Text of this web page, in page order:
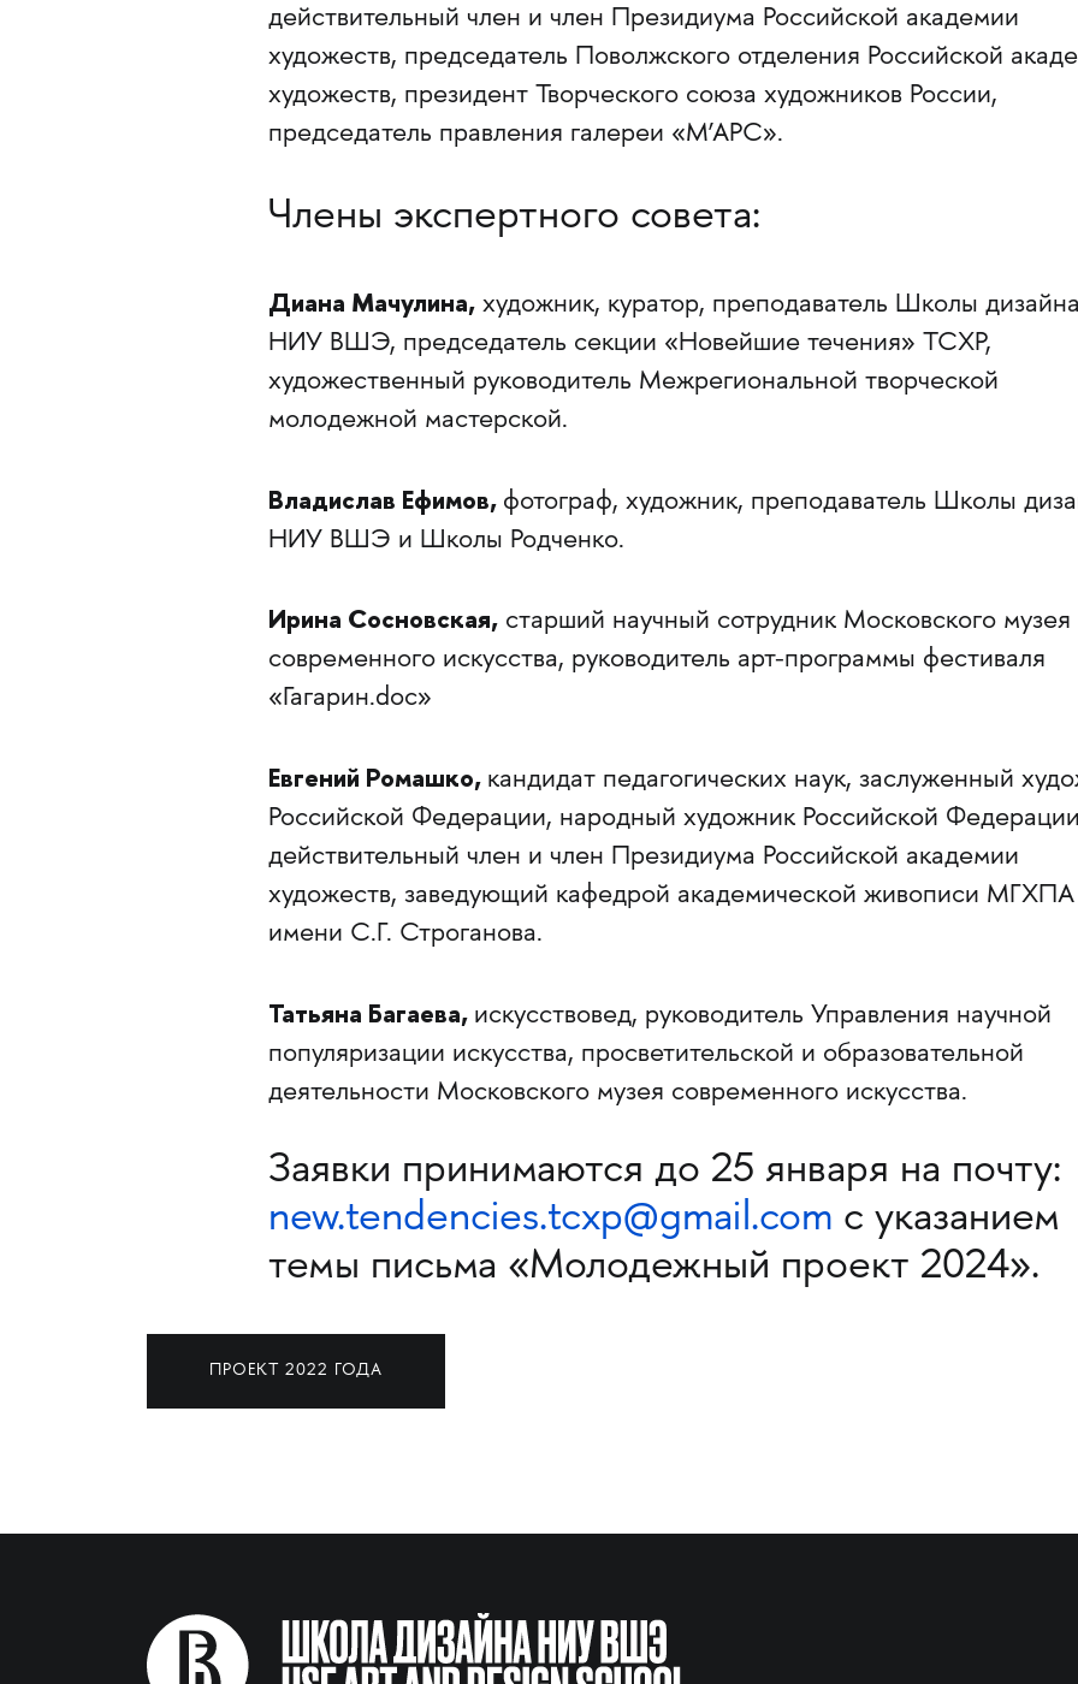
действительный член и член Президиума Российской академии
художеств, председатель Поволжского отделения Российской
художеств, президент Творческого союза художников России,
председатель правления галереи «М’АРС».
Члены экспертного совета:
Диана Мачулина,художник, куратор, преподаватель Школы дизайна
НИУ ВШЭ, председатель секции «Новейшие течения» ТСХР,
художественный руководитель Межрегиональной творческой
молодежной мастерской.
Владислав Ефимов, фотограф, художник, преподаватель Школы
НИУ ВШЭ и Школы Родченко.
Ирина Сосновская,старший научный сотрудник Московского музея
современного искусства, руководитель арт-программы фестиваля
«Гагарин.doc»
Евгений Ромашко, кандидат педагогических наук, заслуженный
Российской Федерации, народный художник Российской
действительный член и член Президиума Российской академии
художеств, заведующий кафедрой академической живописи МГХПА
имени С.Г. Строганова.
Татьяна Багаева, искусствовед, руководитель Управления научной
популяризации искусства, просветительской и образовательной
деятельности Московского музея современного искусства.
Заявки принимаются до 25 января на почту:
new.tendencies.tcxp@gmail.com с указанием
темы письма «Молодежный проект 2024».
ПРОЕКТ 2022 ГОДА